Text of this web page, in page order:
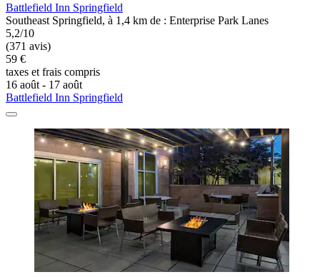
Battlefield Inn Springfield
Southeast Springfield, à 1,4 km de : Enterprise Park Lanes
5,2/10
(371 avis)
59 €
taxes et frais compris
16 août - 17 août
Battlefield Inn Springfield